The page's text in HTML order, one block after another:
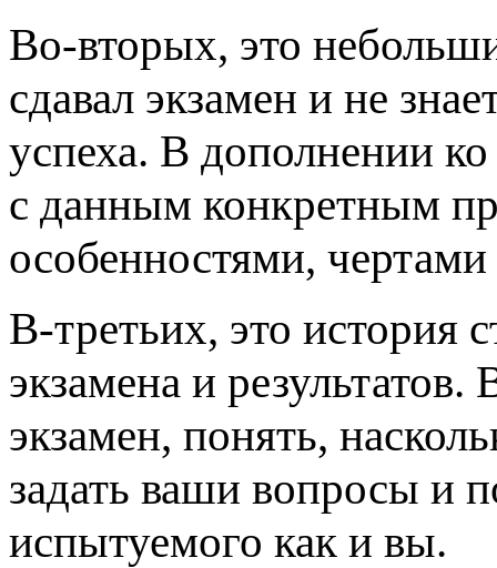
Во-вторых, это
сдавал экзамен и не
успеха. В дополнении
с данным конкретным
особенностями,
В-третьих, это история
экзамена и
экзамен, понять,
задать ваши вопросы и
испытуемого как и вы.